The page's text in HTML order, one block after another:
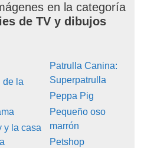
en la categoría
de TV y dibujos
de la
y la casa
Patrulla Canina:
Superpatrulla
Peppa Pig
Pequeño oso
marrón
Petshop